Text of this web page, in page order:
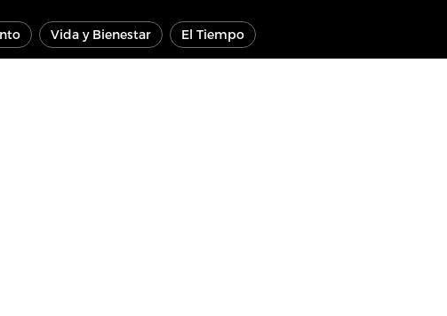
Vida y Bienestar El Tiempo